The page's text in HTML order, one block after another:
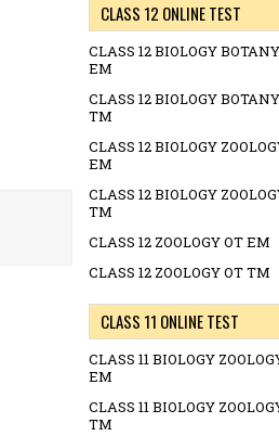
CLASS 12 ONLINE TEST
CLASS 12 BIOLOGY
EM
CLASS 12 BIOLOGY
TM
CLASS 12 BIOLOGY
EM
CLASS 12 BIOLOGY
TM
CLASS 12 ZOOLOGY OT EM
CLASS 12 ZOOLOGY OT TM
CLASS 11 ONLINE TEST
CLASS 11 BIOLOGY
EM
CLASS 11 BIOLOGY
TM